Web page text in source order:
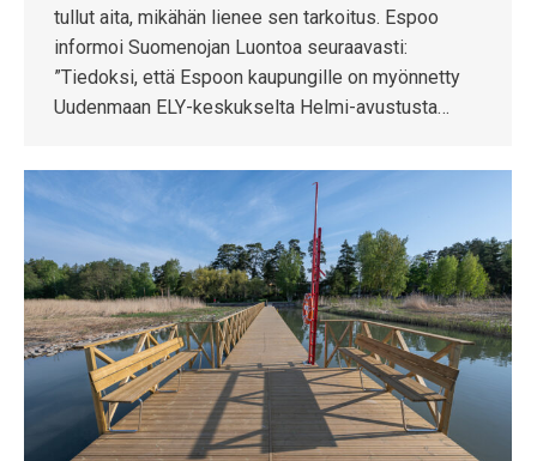
tullut aita, mikähän lienee sen tarkoitus. Espoo
informoi Suomenojan Luontoa seuraavasti:
”Tiedoksi, että Espoon kaupungille on myönnetty
Uudenmaan ELY-keskukselta Helmi-avustusta…